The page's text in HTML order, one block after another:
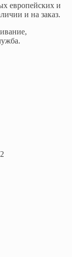
европейских и
и на заказ.